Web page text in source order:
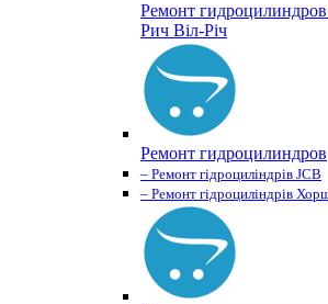
Ремонт
Рич Віл-Річ
Ремонт гидроцилиндров
– Ремонт гідроциліндрів JCB
– Ремонт гідроциліндрів